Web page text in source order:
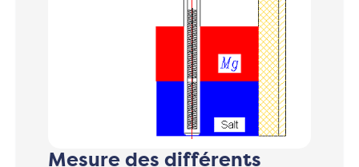
Mesure des différents